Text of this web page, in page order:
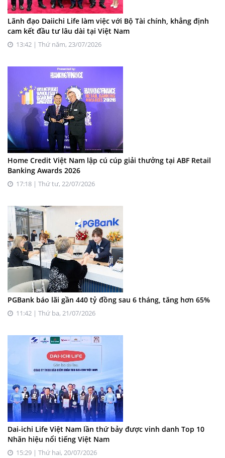
Lãnh đạo Daiichi Life làm việc với Bộ Tài chính, khẳng định
cam kết đầu tư lâu dài tại Việt Nam
13:42 | Thứ năm, 23/07/2026
Home Credit Việt Nam lập cú cúp giải thưởng tại ABF Retail
Banking Awards 2026
17:18 | Thứ tư, 22/07/2026
PGBank báo lãi gần 440 tỷ đồng sau 6 tháng, tăng hơn 65%
11:42 | Thứ ba, 21/07/2026
Dai-ichi Life Việt Nam lần thứ bảy được vinh danh Top 10
Nhãn hiệu nổi tiếng Việt Nam
15:29 | Thứ hai, 20/07/2026